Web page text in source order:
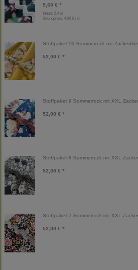
9,60 € *
Inhalt: 2,4 m
Grundpreis: 4,00 € / m
Stoffpaket 10 Sommerrock mit
52,00 € *
Stoffpaket 9 Sommerrock mit XXL
52,00 € *
Stoffpaket 8 Sommerrock mit XXL
52,00 € *
Stoffpaket 7 Sommerrock mit XXL
52,00 € *